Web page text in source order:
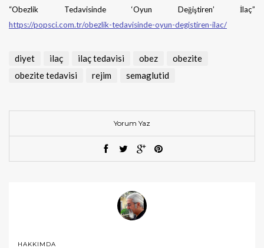
“Obezlik Tedavisinde ‘Oyun Değiştiren’ İlaç”
https://popsci.com.tr/obezlik-tedavisinde-oyun-degistiren-ilac/
diyet ilaç ilaç tedavisi obez
obezite
obezite tedavisi
rejim semaglutid
Yorum Yaz
HAKKIMDA